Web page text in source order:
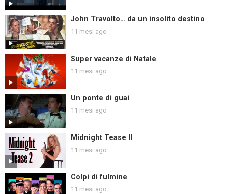
John Travolto… da un insolito destino
11 mesi ago
Super vacanze di Natale
11 mesi ago
Un ponte di guai
11 mesi ago
Midnight Tease II
11 mesi ago
Colpi di fulmine
11 mesi ago